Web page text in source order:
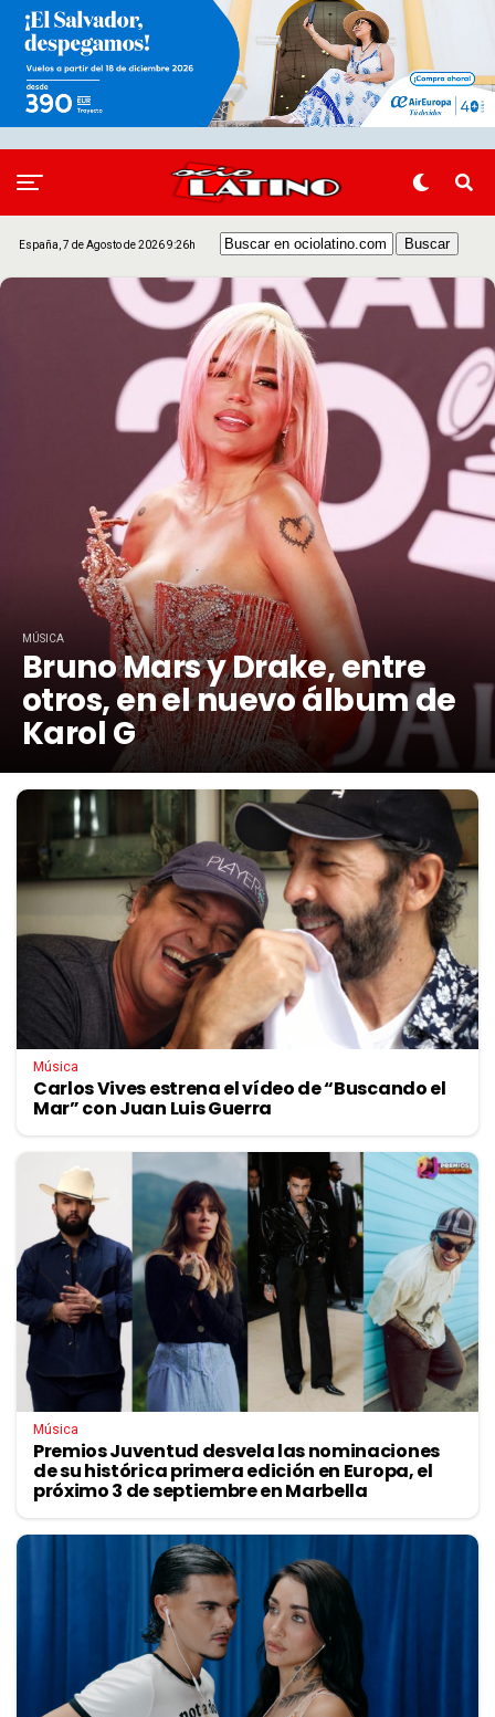
España, 7 de Agosto de 2026 9:26h
MÚSICA
Bruno Mars y Drake, entre
otros, en el nuevo álbum de
Karol G
Música
Carlos Vives estrena el vídeo de “Buscando el
Mar” con Juan Luis Guerra
Música
Premios Juventud desvela las nominaciones
de su histórica primera edición en Europa, el
próximo 3 de septiembre en Marbella